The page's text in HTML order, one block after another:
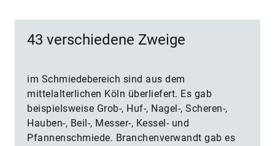
43 verschiedene Zweige
im Schmiedebereich sind aus dem
mittelalterlichen Köln überliefert. Es gab
beispielsweise Grob-, Huf-, Nagel-, Scheren-,
Hauben-, Beil-, Messer-, Kessel- und
Pfannenschmiede. Branchenverwandt gab es